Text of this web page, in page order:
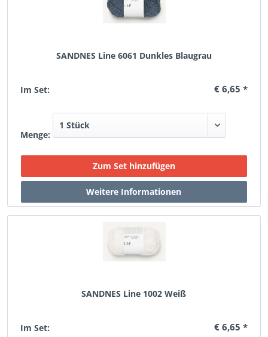
SANDNES Line 6061 Dunkles Blaugrau
Im Set: € 6,65 *
Menge:
SANDNES Line 1002 Weiß
Im Set: € 6,65 *